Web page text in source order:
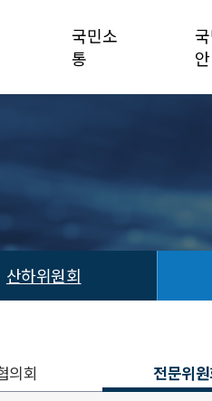
국민소
통
안
산하위원회
의회 전문위